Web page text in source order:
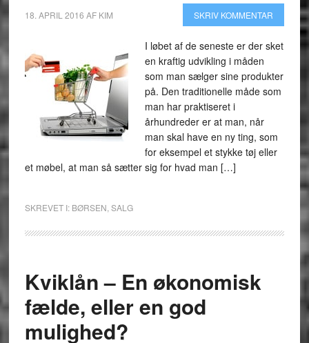
18. APRIL 2016 AF KIM SKRIV KOMMENTAR
I løbet af de seneste er der sket
en kraftig udvikling i måden
som man sælger sine produkter
på. Den traditionelle måde som
man har praktiseret i
århundreder er at man, når
man skal have en ny ting, som
for eksempel et stykke tøj eller
et møbel, at man så sætter sig for hvad man […]
SKREVET I: BØRSEN SALG
Kviklån – En økonomisk
fælde, eller en god
mulighed?